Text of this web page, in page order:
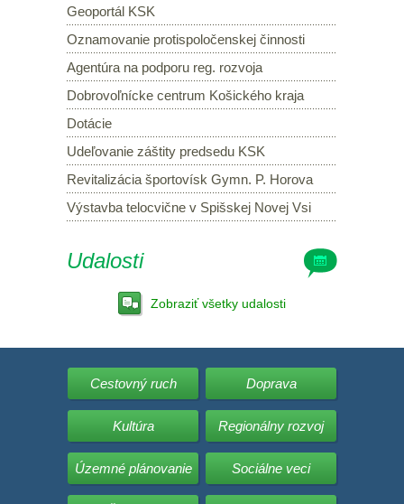
Geoportál KSK
Oznamovanie protispoločenskej činnosti
Agentúra na podporu reg. rozvoja
Dobrovoľnícke centrum Košického kraja
Dotácie
Udeľovanie záštity predsedu KSK
Revitalizácia športovísk Gymn. P. Horova
Výstavba telocvične v Spišskej Novej Vsi
Udalosti
Zobraziť všetky udalosti
Cestovný ruch Doprava
Kultúra Regionálny rozvoj
Územné plánovanie Sociálne veci